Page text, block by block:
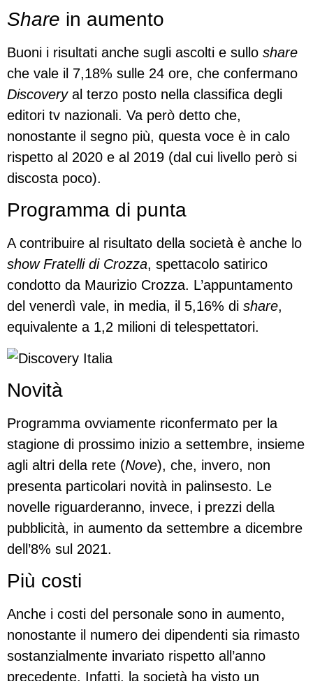
Share in aumento
Buoni i risultati anche sugli ascolti e sullo share
che vale il 7,18% sulle 24 ore, che confermano
Discovery al terzo posto nella classifica degli
editori tv nazionali. Va però detto che,
nonostante il segno più, questa voce è in calo
rispetto al 2020 e al 2019 (dal cui livello però si
discosta poco).
Programma di punta
A contribuire al risultato della società è anche lo
show Fratelli di Crozza, spettacolo satirico
condotto da Maurizio Crozza. L’appuntamento
del venerdì vale, in media, il 5,16% di share,
equivalente a 1,2 milioni di telespettatori.
Novità
Programma ovviamente riconfermato per la
stagione di prossimo inizio a settembre, insieme
agli altri della rete (Nove), che, invero, non
presenta particolari novità in palinsesto. Le
novelle riguarderanno, invece, i prezzi della
pubblicità, in aumento da settembre a dicembre
dell’8% sul 2021.
Più costi
Anche i costi del personale sono in aumento,
nonostante il numero dei dipendenti sia rimasto
sostanzialmente invariato rispetto all’anno
precedente. Infatti, la società ha visto un